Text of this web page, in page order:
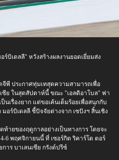
บิเดลลี" หวังสร้างผลงานยอดเยี่ยมส่ง
พี ประกาศทุ่มเทสุดความสามารถเพื่อ
ซีย ในสุดสัปดาห์นี้ ขณะ "เอลดิอาโบล" ฟา
นเรื่องยาก แต่ขอเค้นเต็มร้อยเพื่อสนุกกับ
อร์บิเดลลี ชี้ปัจจัยต่างจาก เซปังฯ สิ้นเชิง
ท้ายของฤดูกาลอย่างเป็นทางการ โดยจะ
6 พฤศจิกายนนี้ ที่ เซอร์กิต ริคาร์โด ตอร์
การ บาเลนเซีย กรังด์ปรีซ์